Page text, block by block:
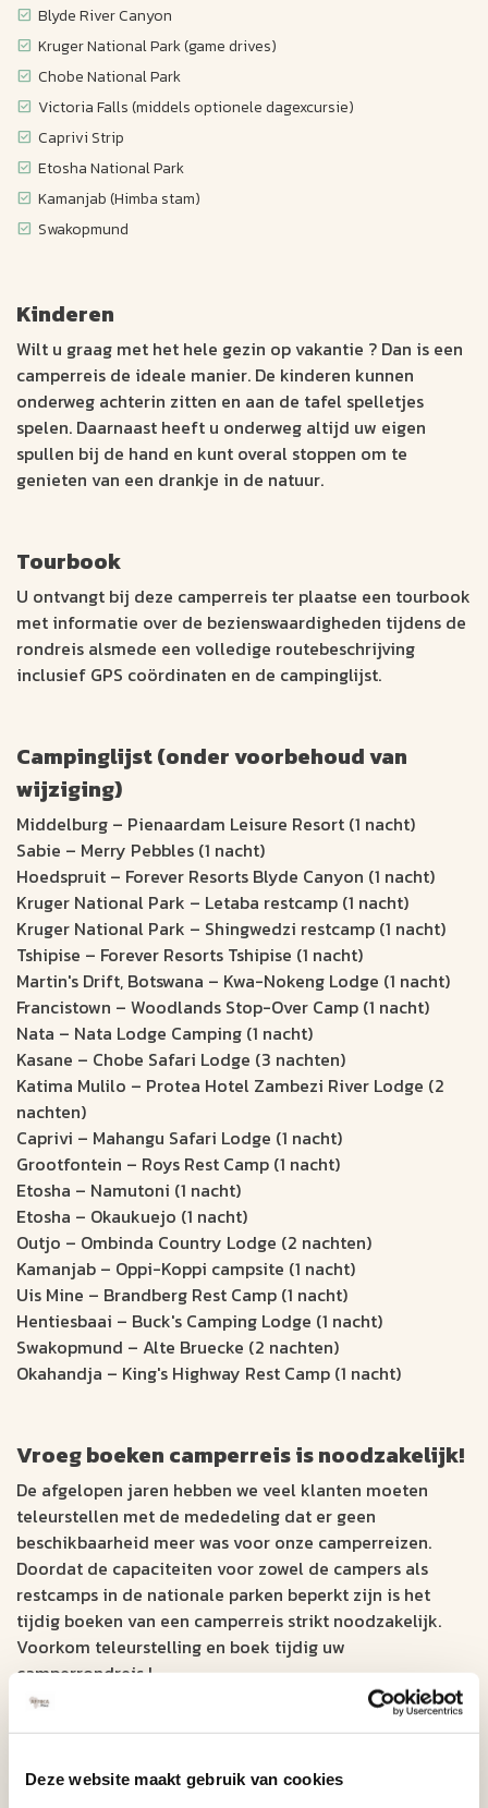
Deze website maakt gebruik van cookies
Blyde River Canyon
Kruger National Park (game drives)
Chobe National Park
Victoria Falls (middels optionele dagexcursie)
Caprivi Strip
Etosha National Park
Kamanjab (Himba stam)
Swakopmund
Kinderen
Wilt u graag met het hele gezin op vakantie ? Dan is een
camperreis de ideale manier. De kinderen kunnen
onderweg achterin zitten en aan de tafel spelletjes
spelen. Daarnaast heeft u onderweg altijd uw eigen
spullen bij de hand en kunt overal stoppen om te
genieten van een drankje in de natuur.
Tourbook
U ontvangt bij deze camperreis ter plaatse een tourbook
met informatie over de bezienswaardigheden tijdens de
rondreis alsmede een volledige routebeschrijving
inclusief GPS coördinaten en de campinglijst.
Campinglijst (onder voorbehoud van
wijziging)
Middelburg – Pienaardam Leisure Resort (1 nacht)
Sabie – Merry Pebbles (1 nacht)
Hoedspruit – Forever Resorts Blyde Canyon (1 nacht)
Kruger National Park – Letaba restcamp (1 nacht)
Kruger National Park – Shingwedzi restcamp (1 nacht)
Tshipise – Forever Resorts Tshipise (1 nacht)
Martin's Drift, Botswana – Kwa-Nokeng Lodge (1 nacht)
Francistown – Woodlands Stop-Over Camp (1 nacht)
Nata – Nata Lodge Camping (1 nacht)
Kasane – Chobe Safari Lodge (3 nachten)
Katima Mulilo – Protea Hotel Zambezi River Lodge (2
nachten)
Caprivi – Mahangu Safari Lodge (1 nacht)
Grootfontein – Roys Rest Camp (1 nacht)
Etosha – Namutoni (1 nacht)
Etosha – Okaukuejo (1 nacht)
Outjo – Ombinda Country Lodge (2 nachten)
Kamanjab – Oppi-Koppi campsite (1 nacht)
Uis Mine – Brandberg Rest Camp (1 nacht)
Hentiesbaai – Buck's Camping Lodge (1 nacht)
Swakopmund – Alte Bruecke (2 nachten)
Okahandja – King's Highway Rest Camp (1 nacht)
Vroeg boeken camperreis is noodzakelijk!
De afgelopen jaren hebben we veel klanten moeten
teleurstellen met de mededeling dat er geen
beschikbaarheid meer was voor onze camperreizen.
Doordat de capaciteiten voor zowel de campers als
restcamps in de nationale parken beperkt zijn is het
tijdig boeken van een camperreis strikt noodzakelijk.
Voorkom teleurstelling en boek tijdig uw
camperrondreis !